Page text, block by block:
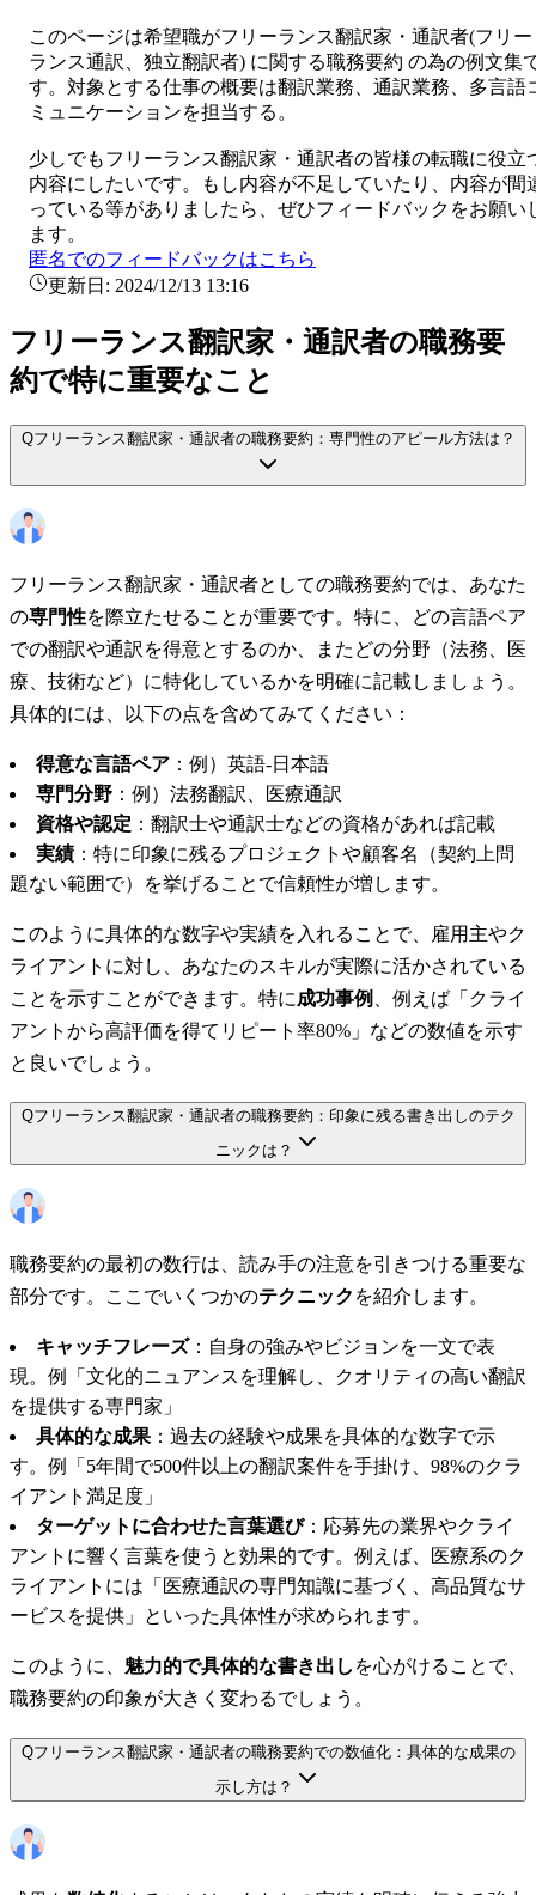
このページは希望職がフリーランス翻訳家・通訳者(フリー
ランス通訳、独立翻訳者) に関する職務要約 の為の例文集
す。対象とする仕事の概要は翻訳業務、通訳業務、多言語
ミュニケーションを担当する。
少しでもフリーランス翻訳家・通訳者の皆様の転職に役立
内容にしたいです。もし内容が不足していたり、内容が間
っている等がありましたら、ぜひフィードバックをお願い
ます。
匿名でのフィードバックはこちら
更新日: 2024/12/13 13:16
フリーランス翻訳家・通訳者の職務要
約で特に重要なこと
Qフリーランス翻訳家・通訳者の職務要約：専門性のアピール方法は？
フリーランス翻訳家・通訳者としての職務要約では、あなた
の専門性を際立たせることが重要です。特に、どの言語ペア
での翻訳や通訳を得意とするのか、またどの分野（法務、医
療、技術など）に特化しているかを明確に記載しましょう。
具体的には、以下の点を含めてみてください：
得意な言語ペア ：例）英語-日本語
専門分野 ：例）法務翻訳、医療通訳
資格や認定 ：翻訳士や通訳士などの資格があれば記載
実績 ：特に印象に残るプロジェクトや顧客名（契約上問
題ない範囲で）を挙げることで信頼性が増します。
このように具体的な数字や実績を入れることで、雇用主やク
ライアントに対し、あなたのスキルが実際に活かされている
ことを示すことができます。特に成功事例
、例えば「クライ
アントから高評価を得てリピート率80%」などの数値を示す
と良いでしょう。
Qフリーランス翻訳家・通訳者の職務要約：印象に残る書き出しのテク
ニックは？
職務要約の最初の数行は、読み手の注意を引きつける重要な
部分です。ここでいくつかのテクニック を紹介します。
キャッチフレーズ：自身の強みやビジョンを一文で表
現。例「文化的ニュアンスを理解し、クオリティの高い翻訳
を提供する専門家」
具体的な成果 ：過去の経験や成果を具体的な数字で示
す。例「5年間で500件以上の翻訳案件を手掛け、98%のクラ
イアント満足度」
ターゲットに合わせた言葉選び：応募先の業界やクライ
アントに響く言葉を使うと効果的です。例えば、医療系のク
ライアントには「医療通訳の専門知識に基づく、高品質なサ
ービスを提供」といった具体性が求められます。
このように、 魅力的で具体的な書き出し を心がけることで、
職務要約の印象が大きく変わるでしょう。
Qフリーランス翻訳家・通訳者の職務要約での数値化：具体的な成果の
示し方は？